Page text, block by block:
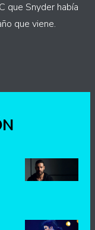
que Snyder había
que viene.